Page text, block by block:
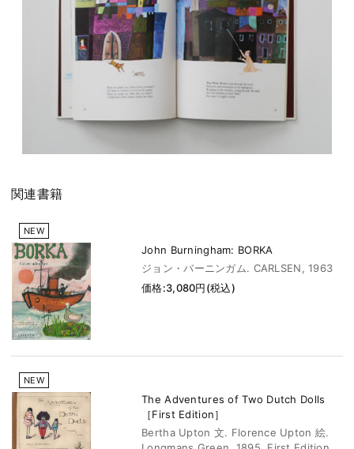
関連書籍
NEW
John Burningham: BORKA
ジョン・バーニンガム. CARLSEN, 1963
価格:3,080円(税込)
NEW
The Adventures of Two Dutch Dolls
［First Edition］
Bertha Upton 文. Florence Upton 絵.